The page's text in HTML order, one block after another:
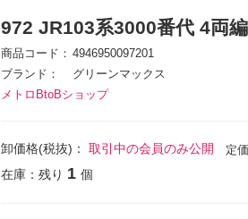
972 JR103系3000番代 4両
商品コード
4946950097201
ブランド
グリーンマックス
メトロBtoBショップ
卸価格(税抜)： 取引中の会員のみ公開 定
在庫：残り 1 個